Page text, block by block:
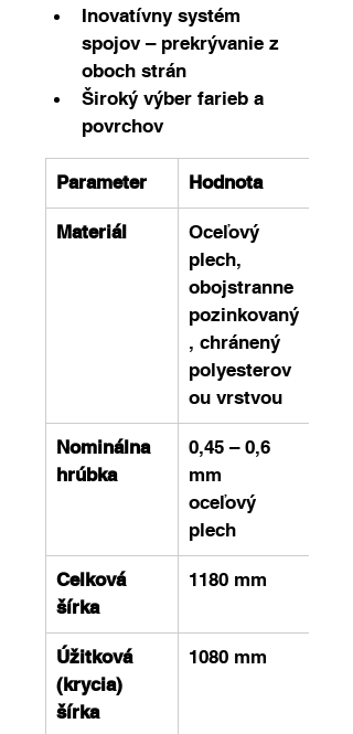
Inovatívny systém
spojov – prekrývanie z
oboch strán
Široký výber farieb a
povrchov
Parameter Hodnota
Materiál
Oceľový
plech,
obojstranne
pozinkovaný
, chránený
polyesterov
ou vrstvou
Nominálna
hrúbka
0,45 – 0,6
mm
oceľový
plech
Celková
šírka
1180 mm
Úžitková
(krycia)
šírka
1080 mm